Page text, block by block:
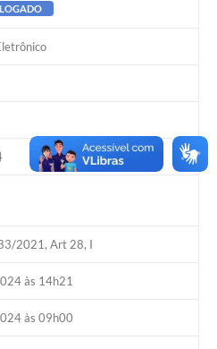
2021, Art 28, I
às 14h21
às 09h00